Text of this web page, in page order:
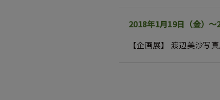
2018年1月19日（金）～
【企画展】 渡辺美沙写